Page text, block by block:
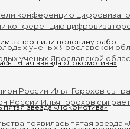
конференцию
ученых Ярославской
России Илья Горохов
завершили половину работ
пятая звезда «Локомотива»